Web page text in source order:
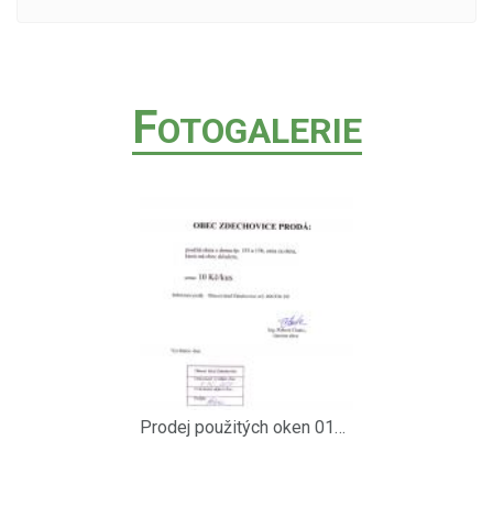
FOTOGALERIE
Prodej použitých oken 01122010